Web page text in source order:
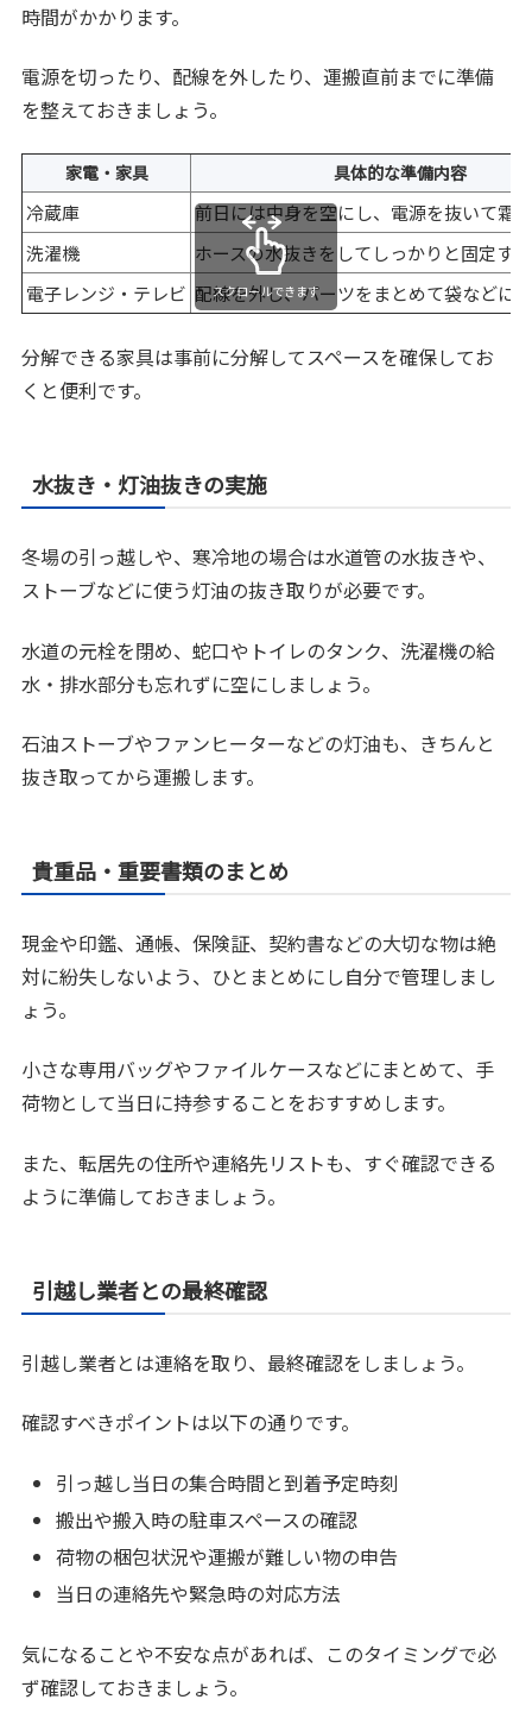
時間がかかります。
電源を切ったり、配線を外したり、運搬直前までに準備
を整えておきましょう。
家電・家具 具体的な準備内容
冷蔵庫
前日には中身を空にし、電源を抜いて霜
洗濯機
ホースの水抜きをしてしっかりと固定する
電子レンジ・テレビ 配線を外し、パーツをまとめて袋などに
スクロールできます
分解できる家具は事前に分解してスペースを確保してお
くと便利です。
水抜き・灯油抜きの実施
冬場の引っ越しや、寒冷地の場合は水道管の水抜きや、
ストーブなどに使う灯油の抜き取りが必要です。
水道の元栓を閉め、蛇口やトイレのタンク、洗濯機の給
水・排水部分も忘れずに空にしましょう。
石油ストーブやファンヒーターなどの灯油も、きちんと
抜き取ってから運搬します。
貴重品・重要書類のまとめ
現金や印鑑、通帳、保険証、契約書などの大切な物は絶
対に紛失しないよう、ひとまとめにし自分で管理しまし
ょう。
小さな専用バッグやファイルケースなどにまとめて、手
荷物として当日に持参することをおすすめします。
また、転居先の住所や連絡先リストも、すぐ確認できる
ように準備しておきましょう。
引越し業者との最終確認
引越し業者とは連絡を取り、最終確認をしましょう。
確認すべきポイントは以下の通りです。
引っ越し当日の集合時間と到着予定時刻
搬出や搬入時の駐車スペースの確認
荷物の梱包状況や運搬が難しい物の申告
当日の連絡先や緊急時の対応方法
気になることや不安な点があれば、このタイミングで必
ず確認しておきましょう。